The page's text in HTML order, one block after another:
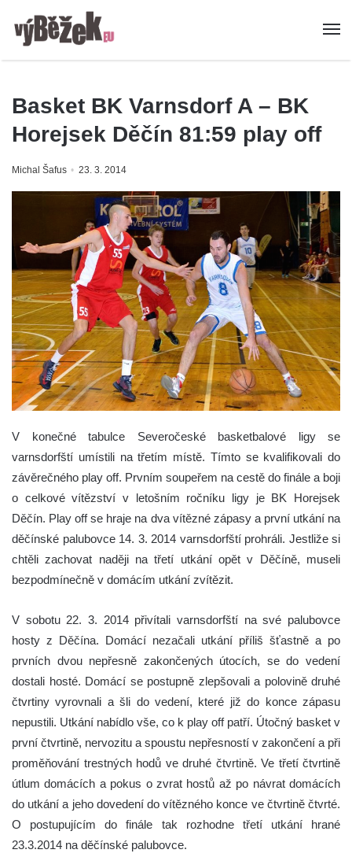
Basket BK Varnsdorf A – BK
Horejsek Děčín 81:59 play off
Michal Šafus 23. 3. 2014
V konečné tabulce Severočeské basketbalové ligy se
varnsdorfští umístili na třetím místě. Tímto se kvalifikovali do
závěrečného play off. Prvním soupeřem na cestě do finále a boji
o celkové vítězství v letošním ročníku ligy je BK Horejsek
Děčín. Play off se hraje na dva vítězné zápasy a první utkání na
děčínské palubovce 14. 3. 2014 varnsdorfští prohráli. Jestliže si
chtěli zachovat naději na třetí utkání opět v Děčíně, museli
bezpodmínečně v domácím utkání zvítězit.
V sobotu 22. 3. 2014 přivítali varnsdorfští na své palubovce
hosty z Děčína. Domácí nezačali utkání příliš šťastně a po
prvních dvou nepřesně zakončených útocích, se do vedení
dostali hosté. Domácí se postupně zlepšovali a polovině druhé
čtvrtiny vyrovnali a šli do vedení, které již do konce zápasu
nepustili. Utkání nabídlo vše, co k play off patří. Útočný basket v
první čtvrtině, nervozitu a spoustu nepřesností v zakončení a při
proměňování trestných hodů ve druhé čtvrtině. Ve třetí čtvrtině
útlum domácích a pokus o zvrat hostů až po návrat domácích
do utkání a jeho dovedení do vítězného konce ve čtvrtině čtvrté.
O postupujícím do finále tak rozhodne třetí utkání hrané
23.3.2014 na děčínské palubovce.